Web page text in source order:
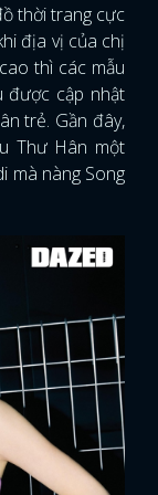
thời trang cực
địa vị của chị
thì các mẫu
được cập nhật
trẻ. Gần đây,
Thư Hân một
mà nàng Song